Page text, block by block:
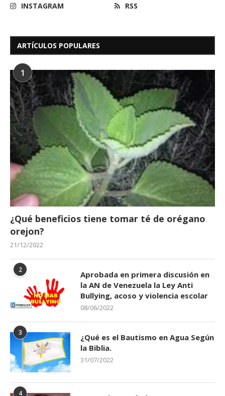
INSTAGRAM
RSS
ARTÍCULOS POPULARES
1
¿Qué beneficios tiene tomar té de orégano
orejon?
21/12/2022
2
Aprobada en primera discusión en
la AN de Venezuela la Ley Anti
Bullying, acoso y violencia escolar
08/06/2022
3
¿Qué es el Bautismo en Agua Según
la Biblia.
31/07/2022
4